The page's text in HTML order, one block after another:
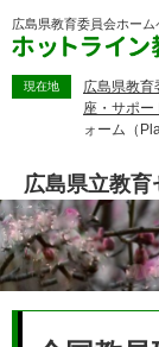
ー
す。
広島県教育委員会ホーム
現在地 広島県教育
座・サポー
ォーム（
広島県立教育